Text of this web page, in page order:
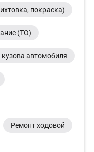
покраска)
(ТО)
автомобиля
Ремонт ходовой